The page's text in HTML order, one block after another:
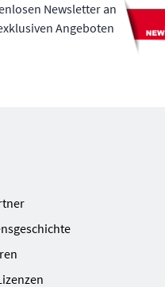
Newsletter an
Angeboten